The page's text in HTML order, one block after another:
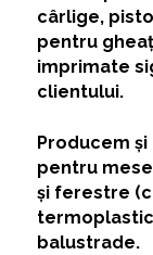
cârlige,
pentru
imprimate
clientului.
Producem
pentru
și ferestre
balustrade.